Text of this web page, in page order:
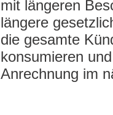
mit längeren
längere
die gesamte
konsumieren
Anrechnung im